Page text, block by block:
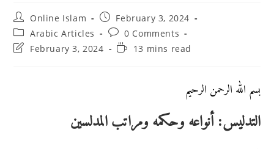
Post
author:
Online Islam
Post
published:
February 3, 2024
Post
category:
Arabic Articles
Post
comments:
0 Comments
PostFebruary 3, 2024
Reading13 mins read
بسم الله الرحمن الرحيم
التدليس: أنواعه وحكمه ومراتب المدلسين